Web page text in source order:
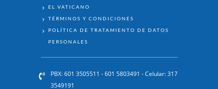
EL VATICANO
TÉRMINOS Y CONDICIONES
POLÍTICA DE TRATAMIENTO DE DATOS
PERSONALES
PBX: 601 3505511 - 601 5803491 - Celular: 317
3549191